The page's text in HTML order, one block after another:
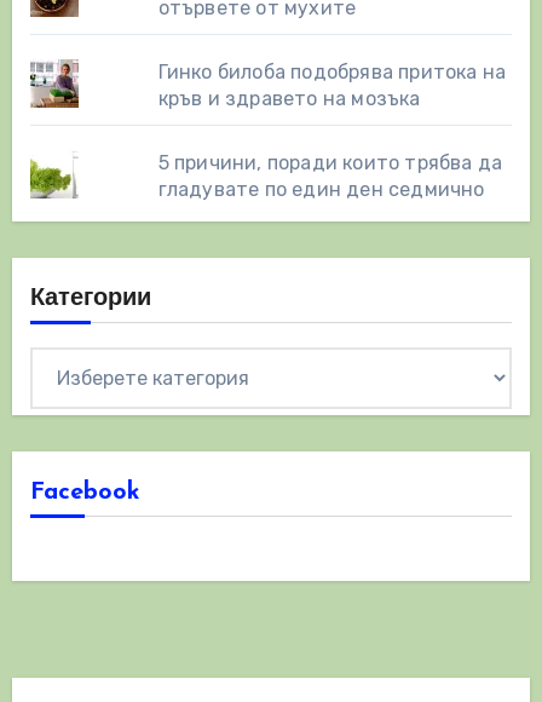
отървете от мухите
Гинко билоба подобрява притока на
кръв и здравето на мозъка
5 причини, поради които трябва да
гладувате по един ден седмично
Категории
Facebook